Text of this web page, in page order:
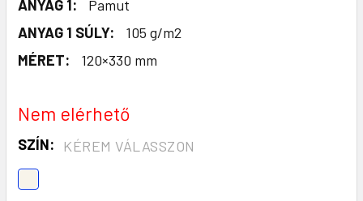
ANYAG 1:
Pamut
ANYAG 1 SÚLY:
105 g/m2
MÉRET:
120×330 mm
Nem elérhető
SZÍN: KÉREM VÁLASSZON